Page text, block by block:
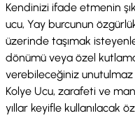
Kendinizi ifade etmenin
ucu, Yay burcunun
üzerinde taşımak
dönümü veya özel
verebileceğiniz
Kolye Ucu, zarafeti ve
yıllar keyifle kullanılacak